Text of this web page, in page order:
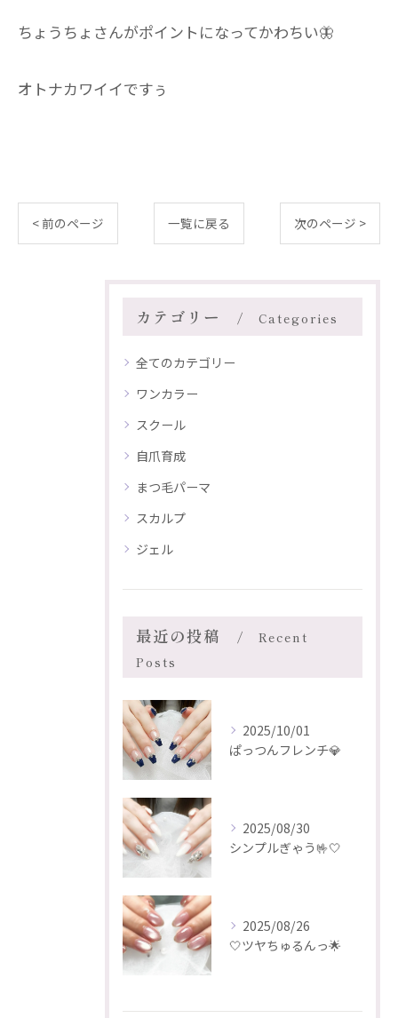
ちょうちょさんがポイントになってかわちい🦋
オトナカワイイですぅ
< 前のページ 一覧に戻る 次のページ >
カテゴリー Categories
全てのカテゴリー
ワンカラー
スクール
自爪育成
まつ毛パーマ
スカルプ
ジェル
最近の投稿
Recent
Posts
2025/10/01
ぱっつんフレンチ💎
2025/08/30
シンプルぎゃう🤟🤍
2025/08/26
🤍ツヤちゅるんっ🌟